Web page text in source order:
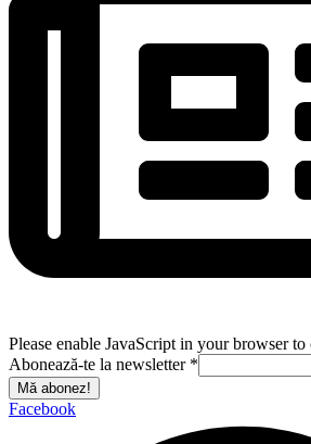
Please enable JavaScript in your browser
Abonează-te la newsletter *
Mă abonez!
Facebook